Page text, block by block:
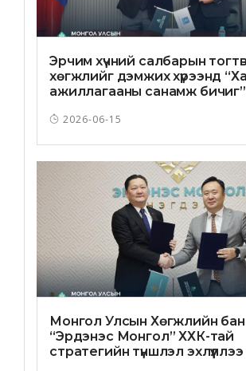
Эрчим хүчний салбарын
хөгжлийг дэмжих хүрээнд
ажиллагааны санамж
2026-06-15
Монгол Улсын Хөгжлийн
“Эрдэнэс Монгол” ХХК-тай
стратегийн түншлэл эхлүүллээ